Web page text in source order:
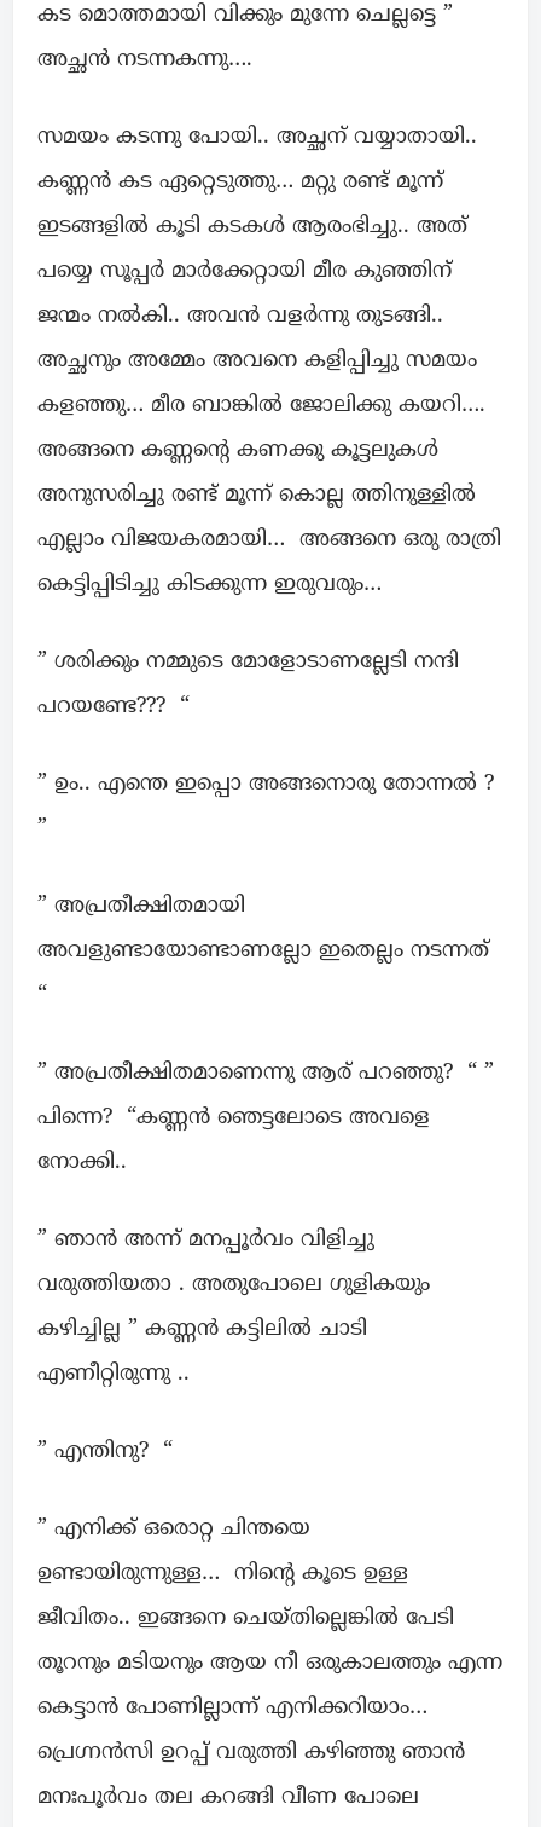
കട മൊത്തമായി വിക്കും മുന്നേ ചെല്ലട്ടെ ”
അച്ഛൻ നടന്നകന്നു….
സമയം കടന്നു പോയി.. അച്ഛന് വയ്യാതായി..
കണ്ണൻ കട ഏറ്റെടുത്തു… മറ്റു രണ്ട് മൂന്ന്
ഇടങ്ങളിൽ കൂടി കടകൾ ആരംഭിച്ചു.. അത്
പയ്യെ സൂപ്പർ മാർക്കേറ്റായി മീര കുഞ്ഞിന്
ജന്മം നൽകി.. അവൻ വളർന്നു തുടങ്ങി..
അച്ഛനും അമ്മേം അവനെ കളിപ്പിച്ചു സമയം
കളഞ്ഞു… മീര ബാങ്കിൽ ജോലിക്കു കയറി….
അങ്ങനെ കണ്ണന്റെ കണക്കു കൂട്ടലുകൾ
അനുസരിച്ചു രണ്ട് മൂന്ന് കൊല്ല ത്തിനുള്ളിൽ
എല്ലാം വിജയകരമായി… അങ്ങനെ ഒരു രാത്രി
കെട്ടിപ്പിടിച്ചു കിടക്കുന്ന ഇരുവരും…
” ശരിക്കും നമ്മുടെ മോളോടാണല്ലേടി നന്ദി
പറയണ്ടേ??? “
” ഉം.. എന്തെ ഇപ്പൊ അങ്ങനൊരു തോന്നൽ ?
”
” അപ്രതീക്ഷിതമായി
അവളുണ്ടായോണ്ടാണല്ലോ ഇതെല്ലം നടന്നത്
“
” അപ്രതീക്ഷിതമാണെന്നു ആര് പറഞ്ഞു? “ ”
പിന്നെ? “കണ്ണൻ ഞെട്ടലോടെ അവളെ
നോക്കി..
” ഞാൻ അന്ന് മനപ്പൂർവം വിളിച്ചു
വരുത്തിയതാ . അതുപോലെ ഗുളികയും
കഴിച്ചില്ല ” കണ്ണൻ കട്ടിലിൽ ചാടി
എണീറ്റിരുന്നു ..
” എന്തിനു? “
” എനിക്ക് ഒരൊറ്റ ചിന്തയെ
ഉണ്ടായിരുന്നുള്ള… നിന്റെ കൂടെ ഉള്ള
ജീവിതം.. ഇങ്ങനെ ചെയ്തില്ലെങ്കിൽ പേടി
തൂറനും മടിയനും ആയ നീ ഒരുകാലത്തും എന്ന
കെട്ടാൻ പോണില്ലാന്ന് എനിക്കറിയാം…
പ്രെഗ്നൻസി ഉറപ്പ് വരുത്തി കഴിഞ്ഞു ഞാൻ
മനഃപൂർവം തല കറങ്ങി വീണ പോലെ